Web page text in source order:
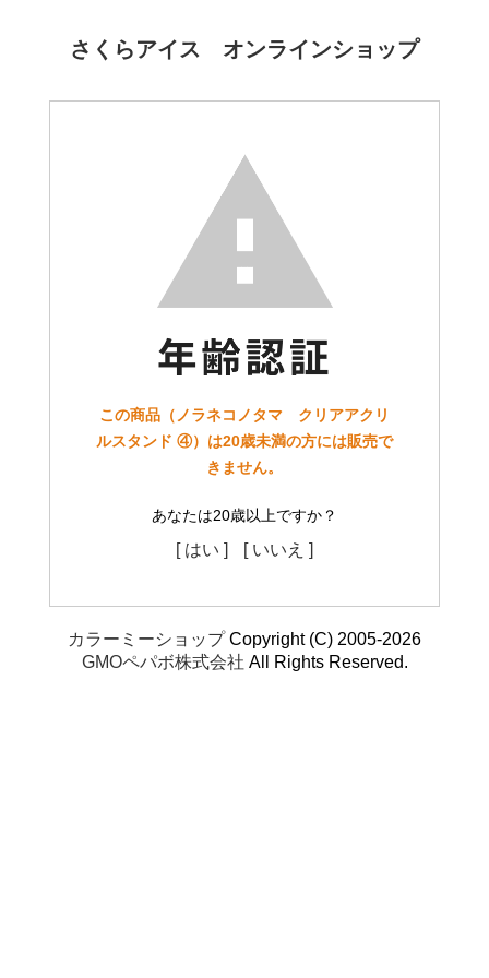
さくらアイス オンラインショップ
この商品（ノラネコノタマ クリアアクリ
ルスタンド ④）は20歳未満の方には販売で
きません。
あなたは20歳以上ですか？
[ はい ] [ いいえ ]
カラーミーショップCopyright (C) 2005-2026
GMOペパボ株式会社 All Rights Reserved.